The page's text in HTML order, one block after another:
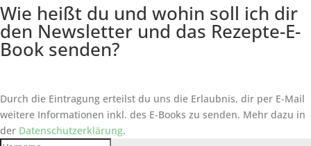
Wie heißt du und wohin soll ich dir
den Newsletter und das Rezepte-E-
Book senden?
Durch die Eintragung erteilst du uns die Erlaubnis, dir per E-Mail
weitere Informationen inkl. des E-Books zu senden. Mehr dazu in
der Datenschutzerklärung.